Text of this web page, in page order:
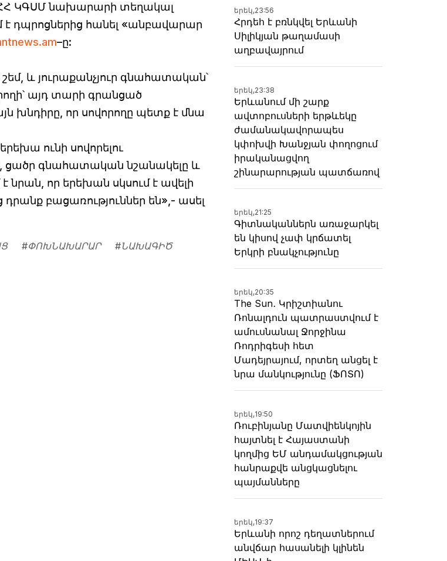
ԿԳՍՄ նախարարի տեղակալ
դպրոցներից հանել «անբավարար
–ը:
և յուրաքանչյուր գնահատական՝
այդ տարի գրանցած
խնդիրը, որ սովորողը պետք է մնա
ունի սովորելու
ցածր գնահատական նշանակելը և
նրան, որ երեխան սկսում է ավելի
դրանք բացառություններ են»,- ասել
#ՓՈԽՆԱԽԱՐԱՐ #ՆԱԽԱԳԻԾ
երեկ,23:56
Հրդեհ է բռնկվել Երևանի
Սիլիկյան թաղամասի
աղբավայրում
երեկ,23:38
Երևանում մի շարք
ավտոբուսների երթևեկը
ժամանակավորապես
կփոխվի Խանջյան փողոցում
իրականացվող
շինարարության պատճառով
երեկ,21:25
Գիտնականներն առաջարկել
են կիսով չափ կրճատել
Երկրի բնակչությունը
երեկ,20:35
The Sun․ Կրիշտիանու
Ռոնալդուն պատրաստվում է
ամուսնանալ Ջորջինա
Ռոդրիգեսի հետ
Մադեյրայում, որտեղ անցել է
նրա մանկությունը (ՖՈՏՈ)
երեկ,19:50
Ռուբինյանը Մատվիենկոյին
հայտնել է Հայաստանի
կողմից ԵՄ անդամակցության
հանրաքվե անցկացնելու
պայմանները
երեկ,19:37
Երևանի որոշ դեղատներում
անվճար հասանելի կլինեն